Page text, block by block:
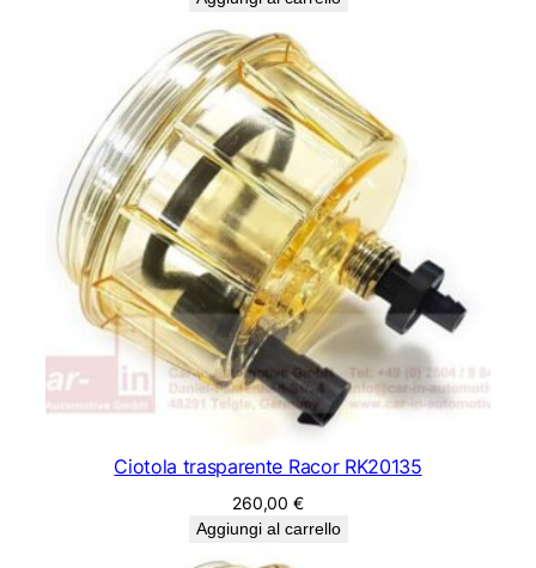
Ciotola trasparente Racor RK20135
260,00€
Aggiungi al carrello